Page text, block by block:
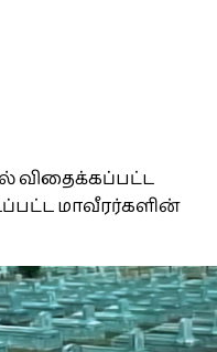
விதைக்கப்பட்ட
மாவீரர்களின்